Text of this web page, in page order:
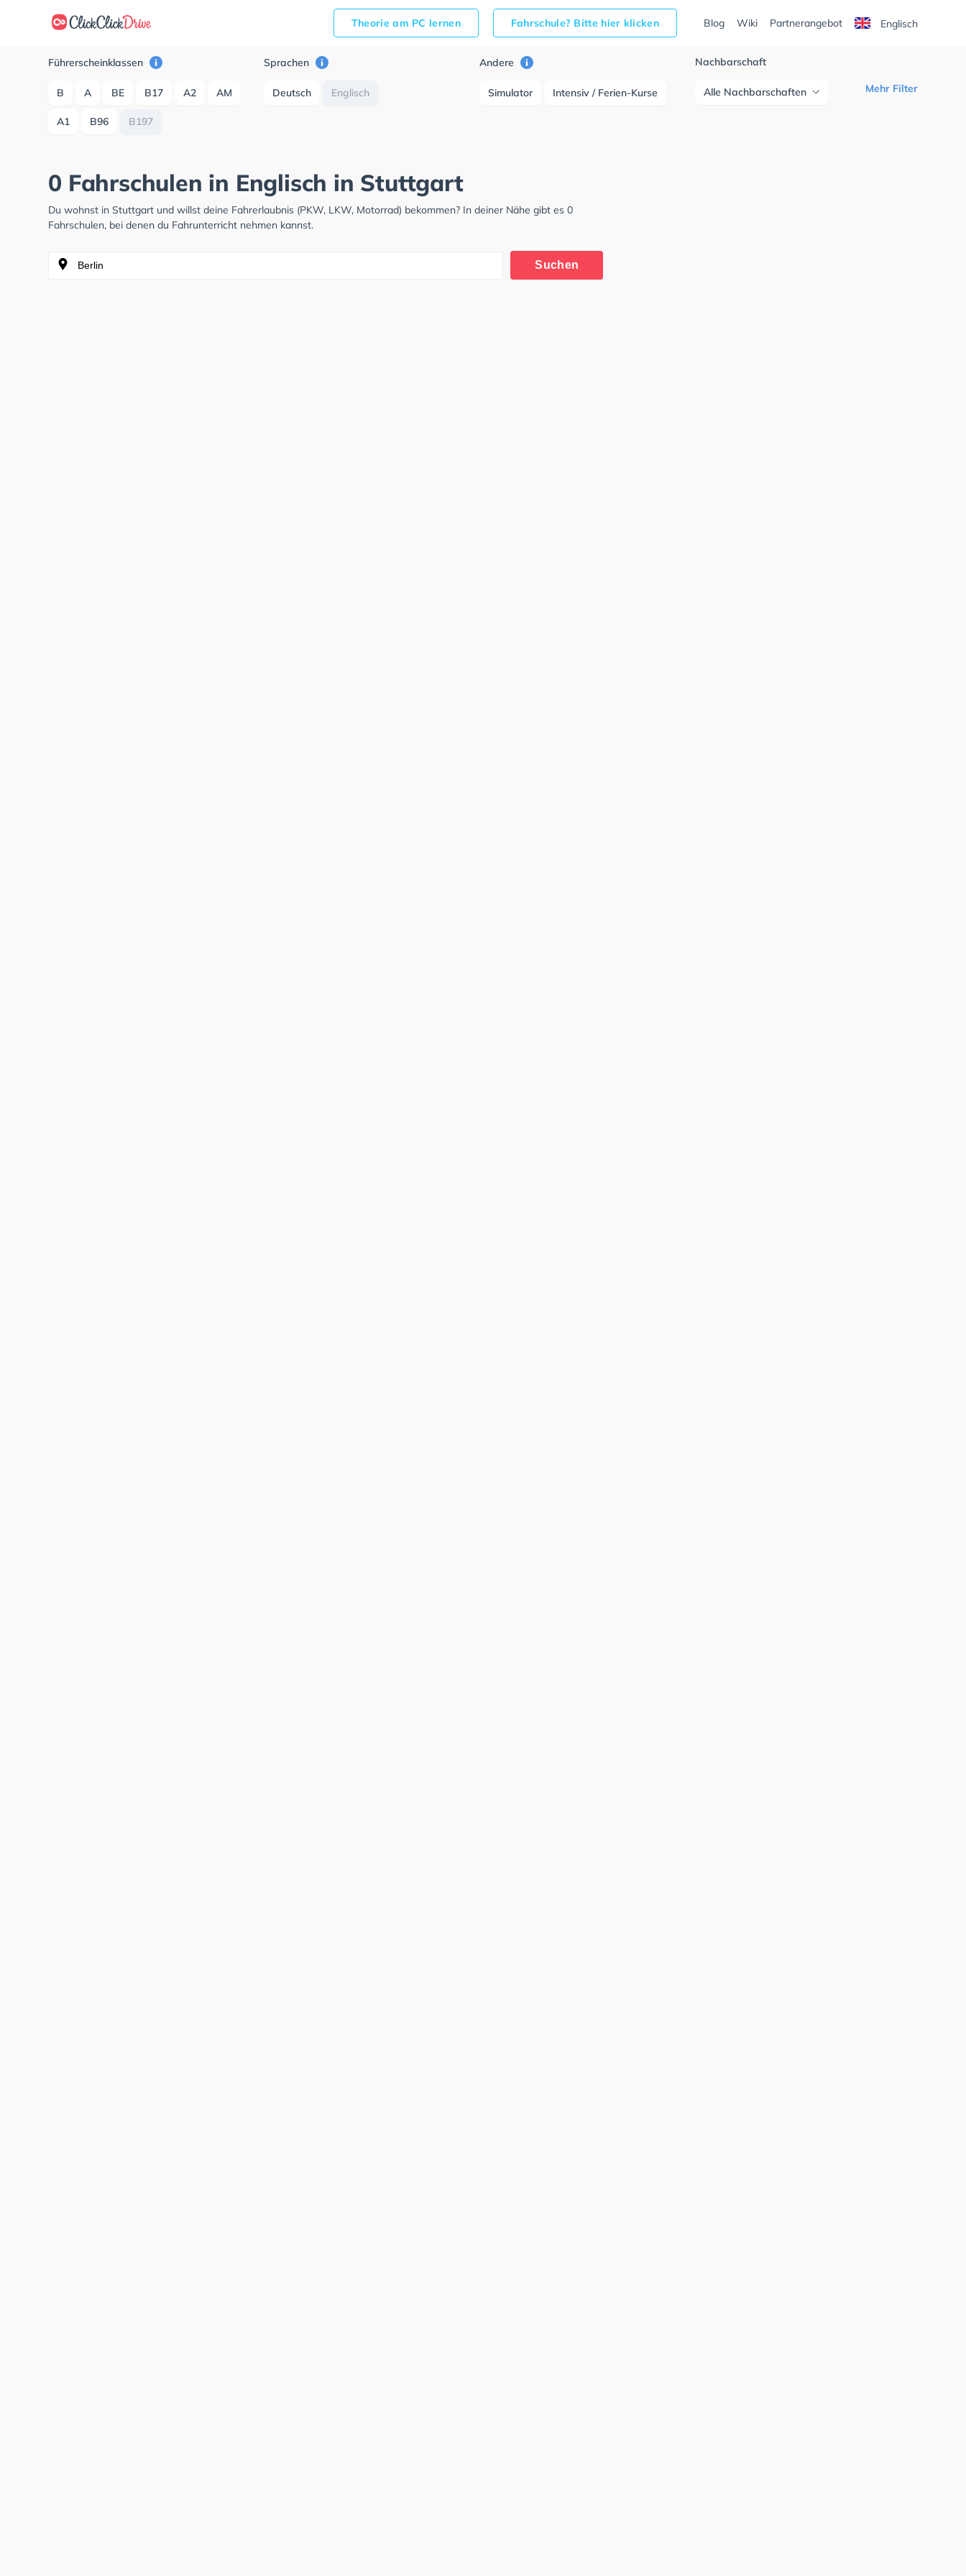
Theorie am PC lernen Fahrschule? Bitte hier klicken Blog Wiki Partnerangebot Englisch
Führerscheinklassen
B A BE B17 A2 AM
A1 B96 B197
Sprachen
Deutsch Englisch
Andere
Simulator Intensiv / Ferien-Kurse
Nachbarschaft
Alle Nachbarschaften Mehr Filter
0 Fahrschulen in Englisch in Stuttgart
Du wohnst in Stuttgart und willst deine Fahrerlaubnis (PKW, LKW, Motorrad) bekommen? In deiner Nähe gibt es 0
Fahrschulen, bei denen du Fahrunterricht nehmen kannst.
Suchen